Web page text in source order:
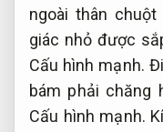
ngoài thân
giác nhỏ được
Cấu hình mạnh.
bám phải chăng
Cấu hình mạnh.